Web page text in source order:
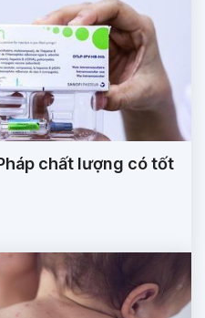
chất lượng có tốt